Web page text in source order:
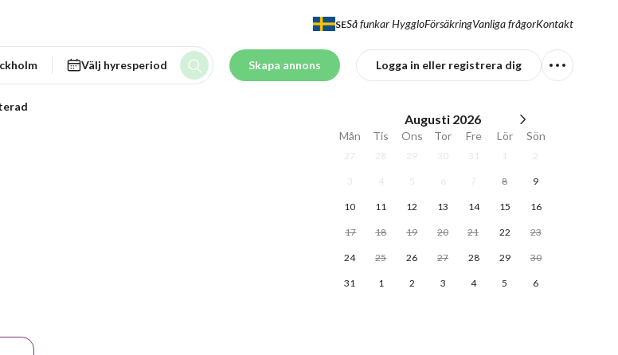
SESå funkar HyggloFörsäkringVanliga frågorKontakt
Välj hyresperiod Skapa annons Logga in eller registrera dig
Augusti 2026
Mån Tis Ons Tor Fre Lör Sön
27 28 29 30 31 1 2
3 4 5 6 7 8 9
10 11 12 13 14 15 16
17 18 19 20 21 22 23
24 25 26 27 28 29 30
31 1 2 3 4 5 6